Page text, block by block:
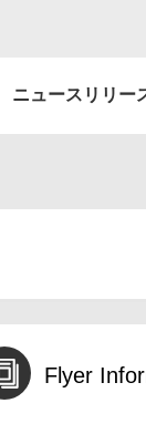
ニュースリリー
Flyer